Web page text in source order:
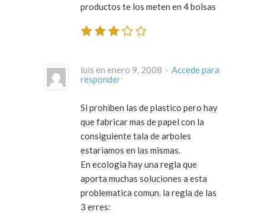
productos te los meten en 4 bolsas
luis en enero 9, 2008 · Accede para
responder
Si prohiben las de plastico pero hay
que fabricar mas de papel con la
consiguiente tala de arboles
estariamos en las mismas.
En ecologia hay una regla que
aporta muchas soluciones a esta
problematica comun. la regla de las
3 erres: